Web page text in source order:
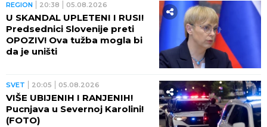
REGION 20:38 05.08.2026
U SKANDAL UPLETENI I RUSI!
Predsednici Slovenije preti
OPOZIV! Ova tužba mogla bi
da je uništi
SVET 20:05 05.08.2026
VIŠE UBIJENIH I RANJENIH!
Pucnjava u Severnoj Karolini!
(FOTO)